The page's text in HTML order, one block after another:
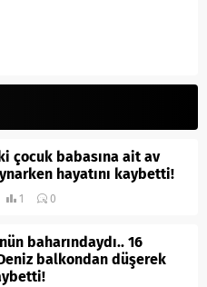
çocuk babasına ait av
hayatını kaybetti!
1 0
baharındaydı.. 16
balkondan düşerek